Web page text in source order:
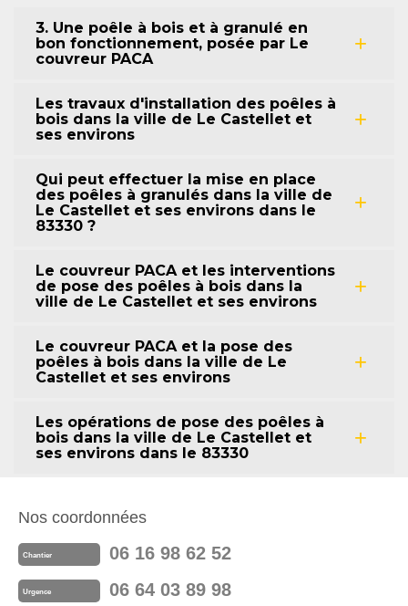
3. Une poêle à bois et à granulé en
bon fonctionnement, posée par Le
couvreur PACA
Les travaux d'installation des poêles à
bois dans la ville de Le Castellet et
ses environs
Qui peut effectuer la mise en place
des poêles à granulés dans la ville de
Le Castellet et ses environs dans le
83330 ?
Le couvreur PACA et les interventions
de pose des poêles à bois dans la
ville de Le Castellet et ses environs
Le couvreur PACA et la pose des
poêles à bois dans la ville de Le
Castellet et ses environs
Les opérations de pose des poêles à
bois dans la ville de Le Castellet et
ses environs dans le 83330
Nos coordonnées
Chantier 06 16 98 62 52
Urgence 06 64 03 89 98